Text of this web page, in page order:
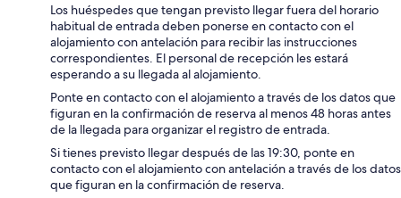
Los huéspedes que tengan previsto llegar fuera del horario
habitual de entrada deben ponerse en contacto con el
alojamiento con antelación para recibir las instrucciones
correspondientes. El personal de recepción les estará
esperando a su llegada al alojamiento.
Ponte en contacto con el alojamiento a través de los datos que
figuran en la confirmación de reserva al menos 48 horas antes
de la llegada para organizar el registro de entrada.
Si tienes previsto llegar después de las 19:30, ponte en
contacto con el alojamiento con antelación a través de los datos
que figuran en la confirmación de reserva.